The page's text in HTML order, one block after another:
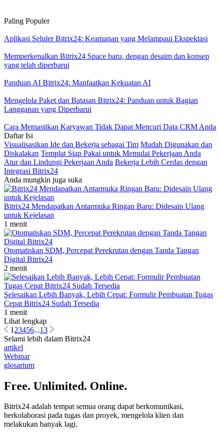
Paling Populer
Aplikasi Seluler Bitrix24: Keamanan yang Melampaui Ekspektasi
Memperkenalkan Bitrix24 Space baru, dengan desaim dan konsep
yang telah diperbarui
Panduan AI Bitrix24: Manfaatkan Kekuatan AI
Mengelola Paket dan Batasan Bitrix24: Panduan untuk Bagian
Langganan yang Diperbarui
Cara Memastikan Karyawan Tidak Dapat Mencuri Data CRM Anda
Daftar Isi
Visualisasikan Ide dan Bekerja sebagai Tim Mudah Digunakan dan
Diskalakan Templat Siap Pakai untuk Memulai Pekerjaan Anda
Atur dan Lindungi Pekerjaan Anda Bekerja Lebih Cerdas dengan
Integrasi Bitrix24
Anda mungkin juga suka
Bitrix24 Mendapatkan Antarmuka Ringan Baru: Didesain Ulang
untuk Kejelasan
1 menit
Otomatiskan SDM, Percepat Perekrutan dengan Tanda Tangan
Digital Bitrix24
2 menit
Selesaikan Lebih Banyak, Lebih Cepat: Formulir Pembuatan Tugas
Cepat Bitrix24 Sudah Tersedia
1 menit
Lihat lengkap
1 23456...13
Selami lebih dalam Bitrix24
artikel
Webinar
glosarium
Free. Unlimited. Online.
Bitrix24 adalah tempat semua orang dapat berkomunikasi,
berkolaborasi pada tugas dan proyek, mengelola klien dan
melakukan banyak lagi.